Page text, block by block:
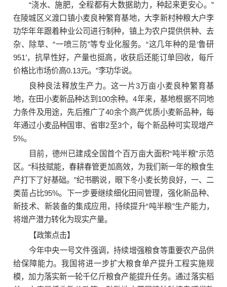
“浇水、施肥，全程都有大数据助力，种起来更安心。”
在陵城区义渡口镇小麦良种繁育基地，大李新村种粮大户李
功华年年跟着种业公司进行制种，镇上为农户提供供种、去
杂、除草、“一喷三防”等专业化服务。“这几年种的是‘鲁研
951’，抗旱性好，产量也挺高，收获后还能订单回收，每斤
价格比市场价高0.13元。”李功华说。
良种良法释放生产力。这一片3万亩小麦良种繁育基
地，在田小麦新品种达到100余种。4年来，基地根据不同地
力条件及用途，先后推广了40余个高产优质小麦新品种，每
年通过小麦品种国审、省审2至3个，每个新品种可实现增产
5%。
目前，德州已建成全国首个百万亩大面积“吨半粮”示范
区。“科技赋能，春耕春管更加高效，为我们新一年的粮食生
产打下了好基础。”纪书鹏说，眼下冬小麦长势良好，一、二
类苗占比95%。下一步要继续细化田间管理，强化新品种、
新技术、新装备的集成应用，持续提升“吨半粮”生产能力，
将增产潜力转化为现实产量。
【政策点击】
今年中央一号文件强调，持续增强粮食等重要农产品供
给保障能力。我国将进一步扩大粮食单产提升工程实施规
模，加力落实新一轮千亿斤粮食产能提升任务。通过落实稻